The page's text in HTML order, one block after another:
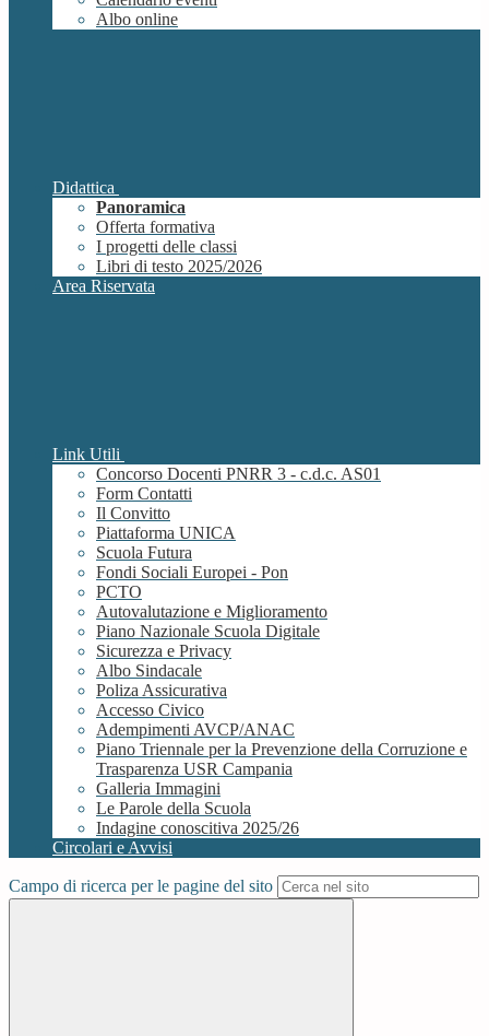
Albo online
Didattica
Panoramica
Offerta formativa
I progetti delle classi
Libri di testo 2025/2026
Area Riservata
Link Utili
Concorso Docenti PNRR 3 - c.d.c. AS01
Form Contatti
Il Convitto
Piattaforma UNICA
Scuola Futura
Fondi Sociali Europei - Pon
PCTO
Autovalutazione e Miglioramento
Piano Nazionale Scuola Digitale
Sicurezza e Privacy
Albo Sindacale
Poliza Assicurativa
Accesso Civico
Adempimenti AVCP/ANAC
Piano Triennale per la Prevenzione della Corruzione e
Trasparenza USR Campania
Galleria Immagini
Le Parole della Scuola
Indagine conoscitiva 2025/26
Circolari e Avvisi
Campo di ricerca per le pagine del sito